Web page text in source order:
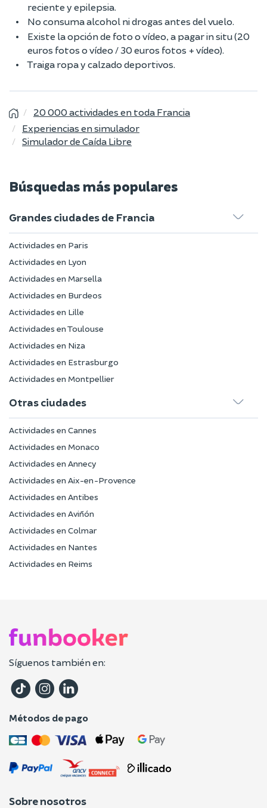
reciente y epilepsia.
No consuma alcohol ni drogas antes del vuelo.
Existe la opción de foto o vídeo, a pagar in situ (20
euros fotos o vídeo / 30 euros fotos + vídeo).
Traiga ropa y calzado deportivos.
20 000 actividades en toda Francia
Experiencias en simulador
Simulador de Caída Libre
Búsquedas más populares
Grandes ciudades de Francia
Actividades en Paris
Actividades en Lyon
Actividades en Marsella
Actividades en Burdeos
Actividades en Lille
Actividades en Toulouse
Actividades en Niza
Actividades en Estrasburgo
Actividades en Montpellier
Otras ciudades
Actividades en Cannes
Actividades en Monaco
Actividades en Annecy
Actividades en Aix-en-Provence
Actividades en Antibes
Actividades en Aviñón
Actividades en Colmar
Actividades en Nantes
Actividades en Reims
Síguenos también en:
Métodos de pago
Sobre nosotros